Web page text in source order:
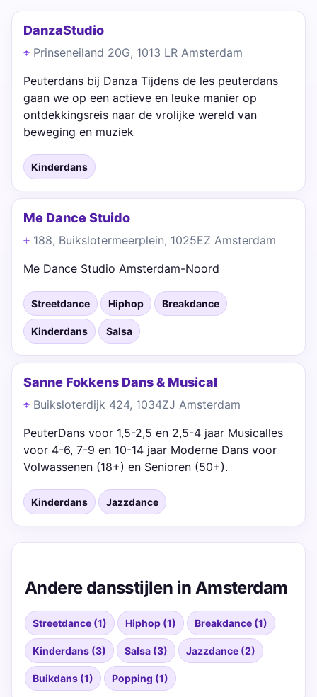
DanzaStudio
Prinseneiland 20G, 1013 LR Amsterdam
Peuterdans bij Danza Tijdens de les peuterdans
gaan we op een actieve en leuke manier op
ontdekkingsreis naar de vrolijke wereld van
beweging en muziek
Kinderdans
Me Dance Stuido
188, Buikslotermeerplein, 1025EZ Amsterdam
Me Dance Studio Amsterdam-Noord
Streetdance Hiphop Breakdance
Kinderdans Salsa
Sanne Fokkens Dans & Musical
Buiksloterdijk 424, 1034ZJ Amsterdam
PeuterDans voor 1,5-2,5 en 2,5-4 jaar Musicalles
voor 4-6, 7-9 en 10-14 jaar Moderne Dans voor
Volwassenen (18+) en Senioren (50+).
Kinderdans Jazzdance
Andere dansstijlen in Amsterdam
Streetdance (1) Hiphop (1) Breakdance (1)
Kinderdans (3) Salsa (3) Jazzdance (2)
Buikdans (1) Popping (1)